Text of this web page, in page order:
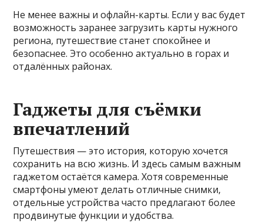
Не менее важны и офлайн-карты. Если у вас будет
возможность заранее загрузить карты нужного
региона, путешествие станет спокойнее и
безопаснее. Это особенно актуально в горах и
отдалённых районах.
Гаджеты для съёмки
впечатлений
Путешествия — это история, которую хочется
сохранить на всю жизнь. И здесь самым важным
гаджетом остаётся камера. Хотя современные
смартфоны умеют делать отличные снимки,
отдельные устройства часто предлагают более
продвинутые функции и удобства.